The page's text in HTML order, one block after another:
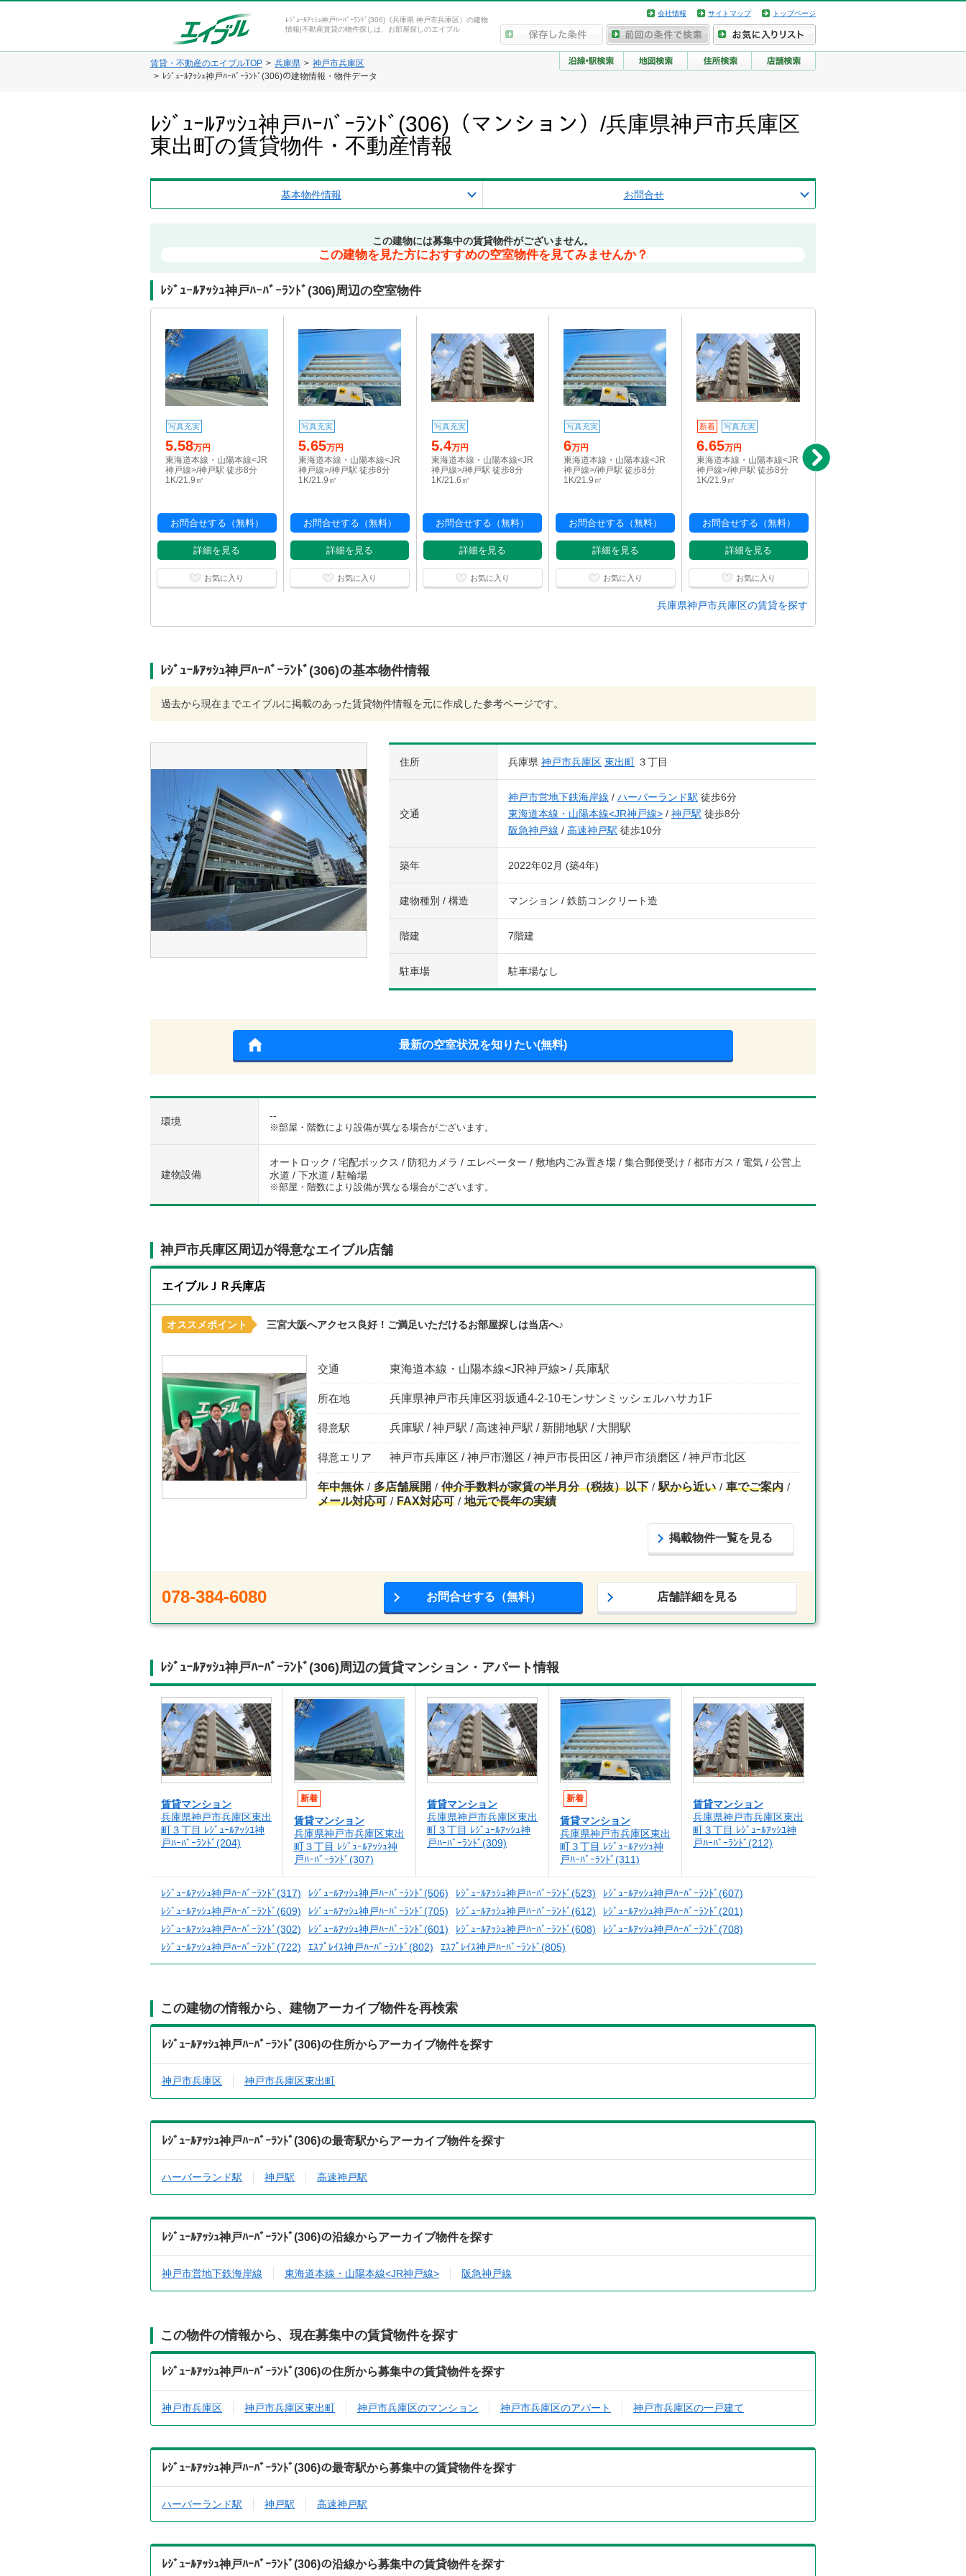
ﾚｼﾞｭｰﾙｱｯｼｭ神戸ﾊｰﾊﾞｰﾗﾝﾄﾞ(306)（兵庫県 神戸市兵庫区）の建物
情報|不動産賃貸の物件探しは、お部屋探しのエイブル
会社情報 サイトマップ トップページ
賃貸・不動産のエイブルTOP 兵庫県
神戸市兵庫区
ﾚｼﾞｭｰﾙｱｯｼｭ神戸ﾊｰﾊﾞｰﾗﾝﾄﾞ(306)の建物情報・物件データ
ﾚｼﾞｭｰﾙｱｯｼｭ神戸ﾊｰﾊﾞｰﾗﾝﾄﾞ(306)（マンション）/兵庫県神戸市兵庫区
東出町の賃貸物件・不動産情報
基本物件情報 お問合せ
この建物には募集中の賃貸物件がございません。
この建物を見た方におすすめの空室物件を見てみませんか？
ﾚｼﾞｭｰﾙｱｯｼｭ神戸ﾊｰﾊﾞｰﾗﾝﾄﾞ(306)周辺の空室物件
写真充実
5.58万円
東海道本線・山陽本線<JR
神戸線>/神戸駅 徒歩8分
1K/21.9㎡
お問合せする（無料）
詳細を見る
お気に入り
写真充実
5.65万円
東海道本線・山陽本線<JR
神戸線>/神戸駅 徒歩8分
1K/21.9㎡
お問合せする（無料）
詳細を見る
お気に入り
写真充実
5.4万円
東海道本線・山陽本線<JR
神戸線>/神戸駅 徒歩8分
1K/21.6㎡
お問合せする（無料）
詳細を見る
お気に入り
写真充実
6万円
東海道本線・山陽本線<JR
神戸線>/神戸駅 徒歩8分
1K/21.9㎡
お問合せする（無料）
詳細を見る
お気に入り
新着 写真充実
6.65万円
東海道本線・山陽本線<JR
神戸線>/神戸駅 徒歩8分
1K/21.9㎡
お問合せする（無料）
詳細を見る
お気に入り
神戸市営地下鉄海岸線/ハ
兵庫県神戸市兵庫区の賃貸を探す
ﾚｼﾞｭｰﾙｱｯｼｭ神戸ﾊｰﾊﾞｰﾗﾝﾄﾞ(306)の基本物件情報
過去から現在までエイブルに掲載のあった賃貸物件情報を元に作成した参考ページです。
住所 兵庫県 神戸市兵庫区 東出町 ３丁目
交通
神戸市営地下鉄海岸線 / ハーバーランド駅 徒歩6分
東海道本線・山陽本線<JR神戸線> / 神戸駅 徒歩8分
阪急神戸線 / 高速神戸駅 徒歩10分
築年 2022年02月 (築4年)
建物種別 / 構造 マンション / 鉄筋コンクリート造
階建 7階建
駐車場 駐車場なし
最新の空室状況を知りたい(無料)
環境 --
※部屋・階数により設備が異なる場合がございます。
建物設備
オートロック / 宅配ボックス / 防犯カメラ / エレベーター / 敷地内ごみ置き場 / 集合郵便受け / 都市ガス / 電気 / 公営上
水道 / 下水道 / 駐輪場
※部屋・階数により設備が異なる場合がございます。
神戸市兵庫区周辺が得意なエイブル店舗
エイブルＪＲ兵庫店
オススメポイント 三宮大阪へアクセス良好！ご満足いただけるお部屋探しは当店へ♪
交通 東海道本線・山陽本線<JR神戸線> / 兵庫駅
所在地 兵庫県神戸市兵庫区羽坂通4-2-10モンサンミッシェルハサカ1F
得意駅 兵庫駅 / 神戸駅 / 高速神戸駅 / 新開地駅 / 大開駅
得意エリア 神戸市兵庫区 / 神戸市灘区 / 神戸市長田区 / 神戸市須磨区 / 神戸市北区
年中無休 多店舗展開 仲介手数料が家賃の半月分（税抜）以下 駅から近い
車でご案内
メール対応可
FAX対応可 地元で長年の実績
掲載物件一覧を見る
078-384-6080 お問合せする（無料） 店舗詳細を見る
ﾚｼﾞｭｰﾙｱｯｼｭ神戸ﾊｰﾊﾞｰﾗﾝﾄﾞ(306)周辺の賃貸マンション・アパート情報
賃貸マンション
兵庫県神戸市兵庫区東出
町３丁目 ﾚｼﾞｭｰﾙｱｯｼﾕ神
戸ﾊｰﾊﾞｰﾗﾝﾄﾞ(204)
新着
賃貸マンション
兵庫県神戸市兵庫区東出
町３丁目 ﾚｼﾞｭｰﾙｱｯｼｭ神
戸ﾊｰﾊﾞｰﾗﾝﾄﾞ(307)
賃貸マンション
兵庫県神戸市兵庫区東出
町３丁目 ﾚｼﾞｭｰﾙｱｯｼｭ神
戸ﾊｰﾊﾞｰﾗﾝﾄﾞ(309)
新着
賃貸マンション
兵庫県神戸市兵庫区東出
町３丁目 ﾚｼﾞｭｰﾙｱｯｼｭ神
戸ﾊｰﾊﾞｰﾗﾝﾄﾞ(311)
賃貸マンション
兵庫県神戸市兵庫区東出
町３丁目 ﾚｼﾞｭｰﾙｱｯｼﾕ神
戸ﾊｰﾊﾞｰﾗﾝﾄﾞ(212)
ﾚｼﾞｭｰﾙｱｯｼｭ神戸ﾊｰﾊﾞｰﾗﾝﾄﾞ(317) ﾚｼﾞｭｰﾙｱｯｼｭ神戸ﾊｰﾊﾞｰﾗﾝﾄﾞ(506) ﾚｼﾞｭｰﾙｱｯｼｭ神戸ﾊｰﾊﾞｰﾗﾝﾄﾞ(523)
ﾚｼﾞｭｰﾙｱｯｼｭ神戸ﾊｰﾊﾞｰﾗﾝﾄﾞ(607)
ﾚｼﾞｭｰﾙｱｯｼｭ神戸ﾊｰﾊﾞｰﾗﾝﾄﾞ(609)
ﾚｼﾞｭｰﾙｱｯｼｭ神戸ﾊｰﾊﾞｰﾗﾝﾄﾞ(705) ﾚｼﾞｭｰﾙｱｯｼｭ神戸ﾊｰﾊﾞｰﾗﾝﾄﾞ(612)
ﾚｼﾞｭｰﾙｱｯｼｭ神戸ﾊｰﾊﾞｰﾗﾝﾄﾞ(201)
ﾚｼﾞｭｰﾙｱｯｼｭ神戸ﾊｰﾊﾞｰﾗﾝﾄﾞ(302)
ﾚｼﾞｭｰﾙｱｯｼｭ神戸ﾊｰﾊﾞｰﾗﾝﾄﾞ(601) ﾚｼﾞｭｰﾙｱｯｼｭ神戸ﾊｰﾊﾞｰﾗﾝﾄﾞ(608)
ﾚｼﾞｭｰﾙｱｯｼｭ神戸ﾊｰﾊﾞｰﾗﾝﾄﾞ(708)
ﾚｼﾞｭｰﾙｱｯｼｭ神戸ﾊｰﾊﾞｰﾗﾝﾄﾞ(722)
ｴｽﾌﾟﾚｲｽ神戸ﾊｰﾊﾞｰﾗﾝﾄﾞ(802) ｴｽﾌﾟﾚｲｽ神戸ﾊｰﾊﾞｰﾗﾝﾄﾞ(805)
この建物の情報から、建物アーカイブ物件を再検索
ﾚｼﾞｭｰﾙｱｯｼｭ神戸ﾊｰﾊﾞｰﾗﾝﾄﾞ(306)の住所からアーカイブ物件を探す
神戸市兵庫区 神戸市兵庫区東出町
ﾚｼﾞｭｰﾙｱｯｼｭ神戸ﾊｰﾊﾞｰﾗﾝﾄﾞ(306)の最寄駅からアーカイブ物件を探す
ハーバーランド駅 神戸駅 高速神戸駅
ﾚｼﾞｭｰﾙｱｯｼｭ神戸ﾊｰﾊﾞｰﾗﾝﾄﾞ(306)の沿線からアーカイブ物件を探す
神戸市営地下鉄海岸線 東海道本線・山陽本線<JR神戸線> 阪急神戸線
この物件の情報から、現在募集中の賃貸物件を探す
ﾚｼﾞｭｰﾙｱｯｼｭ神戸ﾊｰﾊﾞｰﾗﾝﾄﾞ(306)の住所から募集中の賃貸物件を探す
神戸市兵庫区 神戸市兵庫区東出町 神戸市兵庫区のマンション 神戸市兵庫区のアパート 神戸市兵庫区の一戸建て
ﾚｼﾞｭｰﾙｱｯｼｭ神戸ﾊｰﾊﾞｰﾗﾝﾄﾞ(306)の最寄駅から募集中の賃貸物件を探す
ハーバーランド駅 神戸駅 高速神戸駅
ﾚｼﾞｭｰﾙｱｯｼｭ神戸ﾊｰﾊﾞｰﾗﾝﾄﾞ(306)の沿線から募集中の賃貸物件を探す